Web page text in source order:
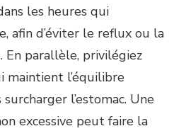
les heures qui
afin d’éviter le reflux ou la
parallèle, privilégiez
maintient l’équilibre
l’estomac. Une
excessive peut faire la